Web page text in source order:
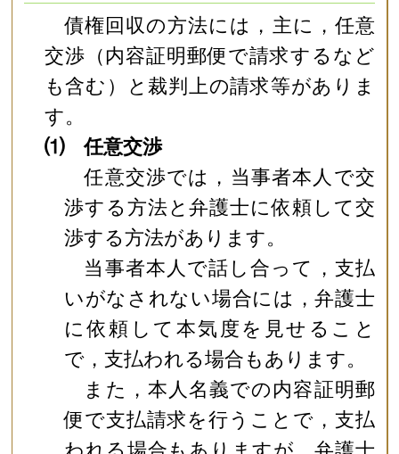
債権回収の方法には，主に，任意
交渉（内容証明郵便で請求するなど
も含む）と裁判上の請求等がありま
す。
⑴ 任意交渉
任意交渉では，当事者本人で交
渉する方法と弁護士に依頼して交
渉する方法があります。
当事者本人で話し合って，支払
いがなされない場合には，弁護士
に依頼して本気度を見せること
で，支払われる場合もあります。
また，本人名義での内容証明郵
便で支払請求を行うことで，支払